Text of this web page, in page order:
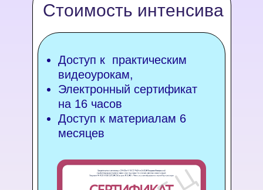
Стоимость интенсива
Доступ к практическим
видеоурокам,
Электронный сертификат
на 16 часов
Доступ к материалам 6
месяцев